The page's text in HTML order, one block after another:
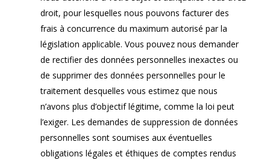
droit, pour lesquelles nous pouvons facturer des
frais à concurrence du maximum autorisé par la
législation applicable. Vous pouvez nous demander
de rectifier des données personnelles inexactes ou
de supprimer des données personnelles pour le
traitement desquelles vous estimez que nous
n’avons plus d’objectif légitime, comme la loi peut
l’exiger. Les demandes de suppression de données
personnelles sont soumises aux éventuelles
obligations légales et éthiques de comptes rendus